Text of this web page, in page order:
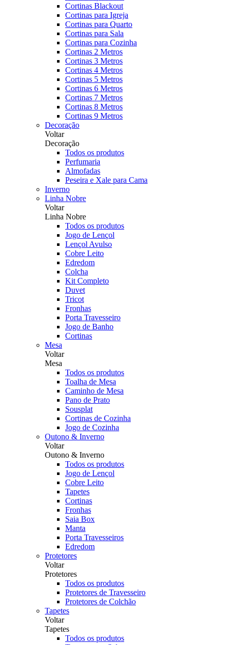
Cortinas Blackout
Cortinas para Igreja
Cortinas para Quarto
Cortinas para Sala
Cortinas para Cozinha
Cortinas 2 Metros
Cortinas 3 Metros
Cortinas 4 Metros
Cortinas 5 Metros
Cortinas 6 Metros
Cortinas 7 Metros
Cortinas 8 Metros
Cortinas 9 Metros
Decoração
Voltar
Decoração
Todos os produtos
Perfumaria
Almofadas
Peseira e Xale para Cama
Inverno
Linha Nobre
Voltar
Linha Nobre
Todos os produtos
Jogo de Lençol
Lençol Avulso
Cobre Leito
Edredom
Colcha
Kit Completo
Duvet
Tricot
Fronhas
Porta Travesseiro
Jogo de Banho
Cortinas
Mesa
Voltar
Mesa
Todos os produtos
Toalha de Mesa
Caminho de Mesa
Pano de Prato
Sousplat
Cortinas de Cozinha
Jogo de Cozinha
Outono & Inverno
Voltar
Outono & Inverno
Todos os produtos
Jogo de Lençol
Cobre Leito
Tapetes
Cortinas
Fronhas
Saia Box
Manta
Porta Travesseiros
Edredom
Protetores
Voltar
Protetores
Todos os produtos
Protetores de Travesseiro
Protetores de Colchão
Tapetes
Voltar
Tapetes
Todos os produtos